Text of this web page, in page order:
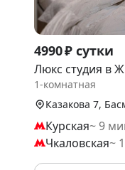
Item
1
of
4990 ₽ сутки
Люкс студия в
1-комнатная
Казакова 7,
Курская~ 9
Чкаловская~